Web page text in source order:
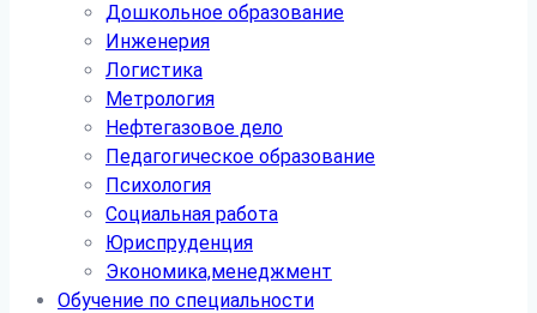
Дошкольное образование
Инженерия
Логистика
Метрология
Нефтегазовое дело
Педагогическое образование
Психология
Социальная работа
Юриспруденция
Экономика,менеджмент
Обучение по специальности